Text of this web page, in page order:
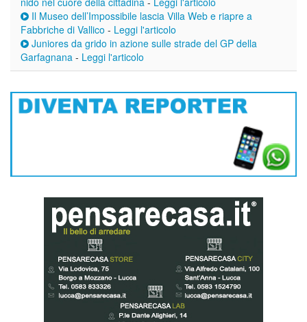
Il Museo dell’Impossibile lascia Villa Web e riapre a
Fabbriche di Vallico - Leggi l'articolo
Juniores da grido in azione sulle strade del GP della
Garfagnana - Leggi l'articolo